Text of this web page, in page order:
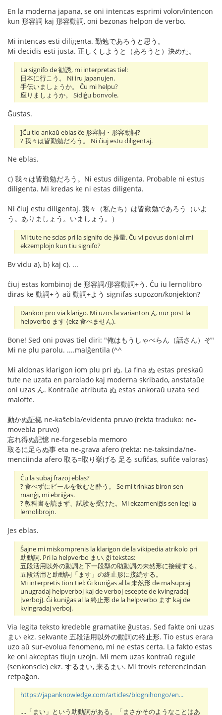
En la moderna japana, se oni intencas esprimi volon/intencon
kun 形容詞 kaj 形容動詞, oni bezonas helpon de verbo.
Mi intencas esti diligenta. 勤勉であろうと思う。
Mi decidis esti justa. 正しくしようと（あろうと）決めた。
La signifo de 勧誘, mi interpretas tiel:
日本に行こう。 Ni iru Japanujen.
手伝いましょうか。 Ĉu mi helpu?
座りましょうか。 Sidiĝu bonvole.
Ĝustas.
]Ĉu tio ankaŭ eblas ĉe 形容詞・形容動詞?
? 我々は皆勤勉だろう。 Ni ĉiuj estu diligentaj.
Ne eblas.
c) 我々は皆勤勉だろう。Ni estus diligenta. Probable ni estus
diligenta. Mi kredas ke ni estas diligenta.
Ni ĉiuj estu diligentaj. 我々（私たち）は皆勤勉であろう（いよ
う。ありましょう。いましょう。）
Mi tute ne scias pri la signifo de 推量. Ĉu vi povus doni al mi
ekzemplojn kun tiu signifo?
Bv vidu a), b) kaj c). ...
ĉiuj estas kombinoj de 形容詞/形容動詞+う. Ĉu iu lernolibro
diras ke 動詞+う aŭ 動詞+よう signifas supozon/konjekton?
Dankon pro via klarigo. Mi uzos la varianton ん nur post la
helpverbo ます (ekz 食べません).
Bone! Sed oni povas tiel diri: "俺はもうしゃべらん（話さん）ぞ"
Mi ne plu parolu. ....malĝentila (^^
Mi aldonas klarigon iom plu pri ぬ. La fina ぬ estas preskaŭ
tute ne uzata en parolado kaj moderna skribado, anstataŭe
oni uzas ん. Kontraŭe atributa ぬ estas ankoraŭ uzata sed
malofte.
動かぬ証拠 ne-kaŝebla/evidenta pruvo (rekta traduko: ne-
movebla pruvo)
忘れ得ぬ記憶 ne-forgesebla memoro
取るに足らぬ事 eta ne-grava afero (rekta: ne-taksinda/ne-
menciinda afero 取る=取り挙げる 足る sufiĉas, sufiĉe valoras)
Ĉu la subaj frazoj eblas?
? 食べずにビールを飲むと酔う。 Se mi trinkas biron sen
manĝi, mi ebriiĝas.
? 教科書を読まず、試験を受けた。Mi ekzameniĝis sen legi la
lernolibrojn.
Jes eblas.
Ŝajne mi miskomprenis la klarigon de la vikipedia atrikolo pri
助動詞. Pri la helpverbo まい, ĝi tekstas:
五段活用以外の動詞と下一段型の助動詞の未然形に接続する。
五段活用と助動詞「ます」の終止形に接続する。
Mi interpretis tion tiel: Ĝi kuniĝas al la 未然形 de malsupraj
unugradaj helpverboj kaj de verboj escepte de kvingradaj
[verboj]. Ĝi kuniĝas al la 終止形 de la helpverbo ます kaj de
kvingradaj verboj.
Via legita teksto kredeble gramatike ĝustas. Sed fakte oni uzas
まい ekz. sekvante 五段活用以外の動詞の終止形. Tio estus erara
uzo aŭ sur-evolua fenomeno, mi ne estas certa. La fakto estas
ke oni akceptas tiujn uzojn. Mi mem uzas kontraŭ regule
(senkonscie) ekz. するまい, 来るまい. Mi trovis referencindan
retpaĝon.
https://japanknowledge.com/articles/blognihongo/en...
....「まい」という助動詞がある。「まさかそのようなことはあ